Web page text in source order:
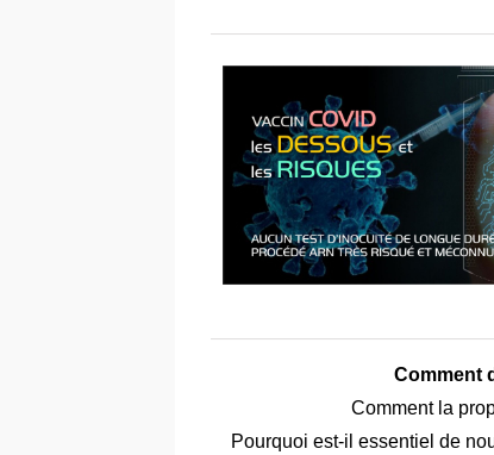
Comment
Comment la
Pourquoi est-il essentiel de